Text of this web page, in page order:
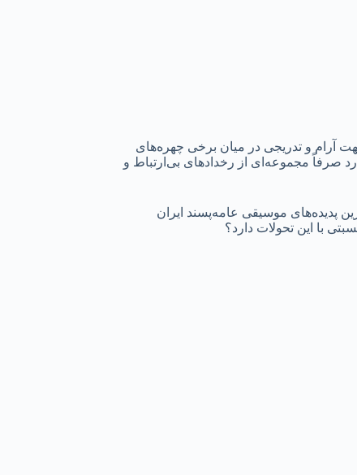
جهت آرام و تدریجی در میان برخی چهره‌های
صرفاً مجموعه‌ای از رخدادهای بی‌ارتباط و
پدیده‌های موسیقی عامه‌پسند ایران
با این تحولات دارد؟